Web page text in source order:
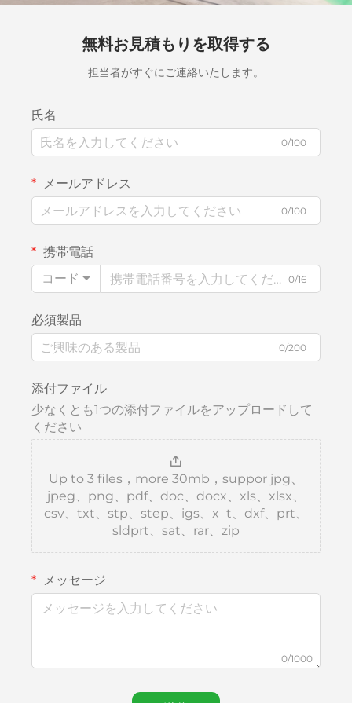
無料お見積もりを取得する
担当者がすぐにご連絡いたします。
氏名
0/100
メールアドレス
0/100
携帯電話
コード
0/16
必須製品
0/200
添付ファイル
少なくとも1つの添付ファイルをアップロードして
ください
Up to 3 files，more 30mb，suppor jpg、
jpeg、png、pdf、doc、docx、xls、xlsx、
csv、txt、stp、step、igs、x_t、dxf、prt、
sldprt、sat、rar、zip
メッセージ
0/1000